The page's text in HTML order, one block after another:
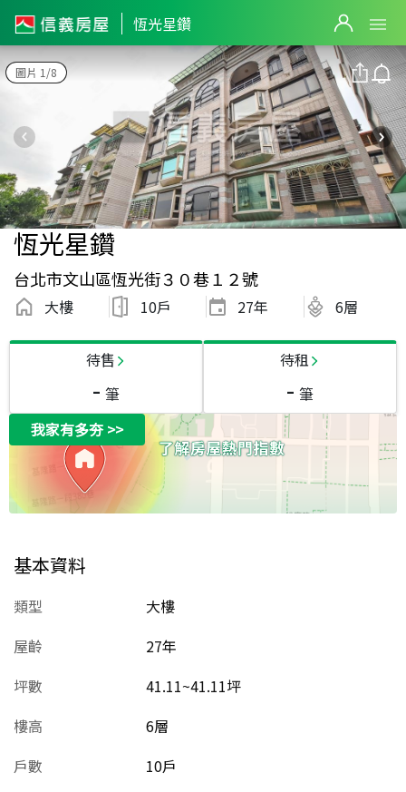
恆光星鑽
圖片 1/8
恆光星鑽
台北市文山區恆光街３０巷１２號
大樓 10戶 27年 6層
待售
- 筆
待租
- 筆
我家有多夯>>
基本資料
類型
大樓
屋齡
27年
坪數
41.11~41.11坪
樓高
6層
戶數
10戶